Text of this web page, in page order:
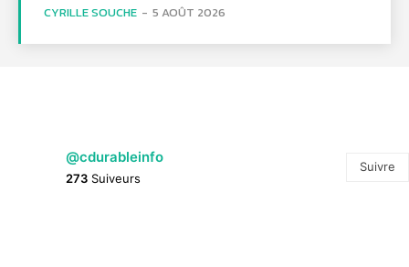
CYRILLE SOUCHE - 5 AOÛT 2026
@cdurableinfo
273 Suiveurs
Suivre